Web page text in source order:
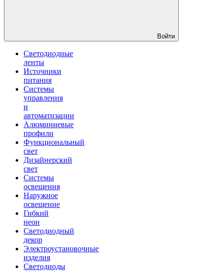
Войти
Светодиодные
ленты
Источники
питания
Системы
управления
и
автоматизации
Алюминиевые
профили
Функциональный
свет
Дизайнерский
свет
Системы
освещения
Наружное
освещение
Гибкий
неон
Светодиодный
декор
Электроустановочные
изделия
Светодиоды